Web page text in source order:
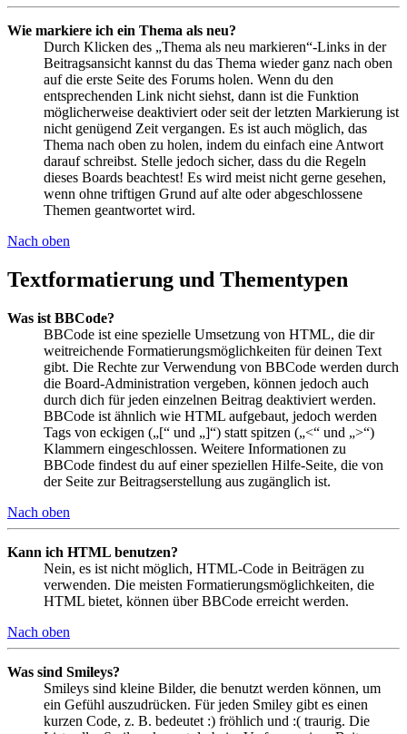
Wie markiere ich ein Thema als neu?
Durch Klicken des „Thema als neu markieren“-Links in der
Beitragsansicht kannst du das Thema wieder ganz nach oben
auf die erste Seite des Forums holen. Wenn du den
entsprechenden Link nicht siehst, dann ist die Funktion
möglicherweise deaktiviert oder seit der letzten Markierung ist
nicht genügend Zeit vergangen. Es ist auch möglich, das
Thema nach oben zu holen, indem du einfach eine Antwort
darauf schreibst. Stelle jedoch sicher, dass du die Regeln
dieses Boards beachtest! Es wird meist nicht gerne gesehen,
wenn ohne triftigen Grund auf alte oder abgeschlossene
Themen geantwortet wird.
Nach oben
Textformatierung und Thementypen
Was ist BBCode?
BBCode ist eine spezielle Umsetzung von HTML, die dir
weitreichende Formatierungsmöglichkeiten für deinen Text
gibt. Die Rechte zur Verwendung von BBCode werden durch
die Board-Administration vergeben, können jedoch auch
durch dich für jeden einzelnen Beitrag deaktiviert werden.
BBCode ist ähnlich wie HTML aufgebaut, jedoch werden
Tags von eckigen („[“ und „]“) statt spitzen („<“ und „>“)
Klammern eingeschlossen. Weitere Informationen zu
BBCode findest du auf einer speziellen Hilfe-Seite, die von
der Seite zur Beitragserstellung aus zugänglich ist.
Nach oben
Kann ich HTML benutzen?
Nein, es ist nicht möglich, HTML-Code in Beiträgen zu
verwenden. Die meisten Formatierungsmöglichkeiten, die
HTML bietet, können über BBCode erreicht werden.
Nach oben
Was sind Smileys?
Smileys sind kleine Bilder, die benutzt werden können, um
ein Gefühl auszudrücken. Für jeden Smiley gibt es einen
kurzen Code, z. B. bedeutet :) fröhlich und :( traurig. Die